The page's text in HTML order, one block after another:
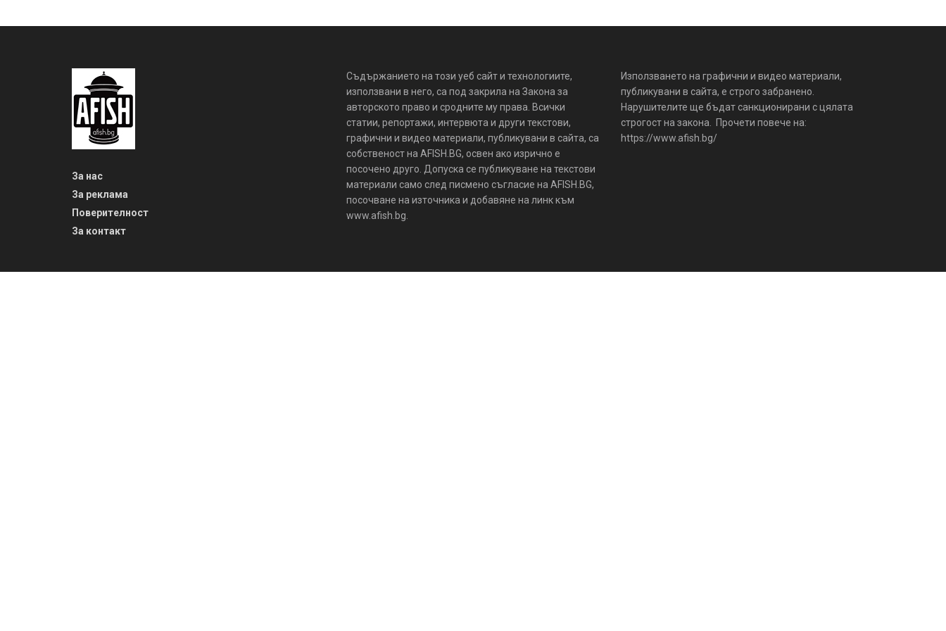
За нас
За реклама
Поверителност
За контакт
Съдържанието на този уеб сайт и технологиите,
използвани в него, са под закрила на Закона за
авторското право и сродните му права. Всички
статии, репортажи, интервюта и други текстови,
графични и видео материали, публикувани в сайта, са
собственост на AFISH.BG, освен ако изрично е
посочено друго. Допуска се публикуване на текстови
материали само след писмено съгласие на AFISH.BG,
посочване на източника и добавяне на линк към
www.afish.bg.
Използването на графични и видео материали,
публикувани в сайта, е строго забранено.
Нарушителите ще бъдат санкционирани с цялата
строгост на закона. Прочети повече на:
https://www.afish.bg/